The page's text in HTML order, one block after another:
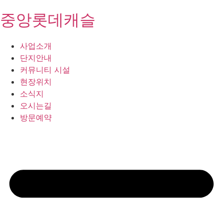
중앙롯데캐슬
사업소개
단지안내
커뮤니티 시설
현장위치
소식지
오시는길
방문예약